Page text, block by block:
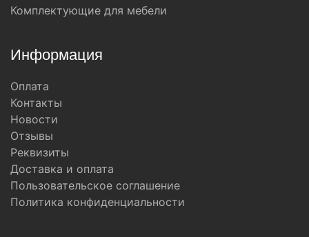
Комплектующие для мебели
Информация
Оплата
Контакты
Новости
Отзывы
Реквизиты
Доставка и оплата
Пользовательское соглашение
Политика конфиденциальности